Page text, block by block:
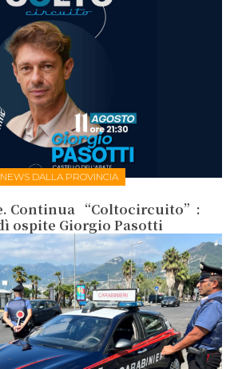
NEWS DALLA PROVINCIA
Continua “Coltocircuito”:
ospite Giorgio Pasotti